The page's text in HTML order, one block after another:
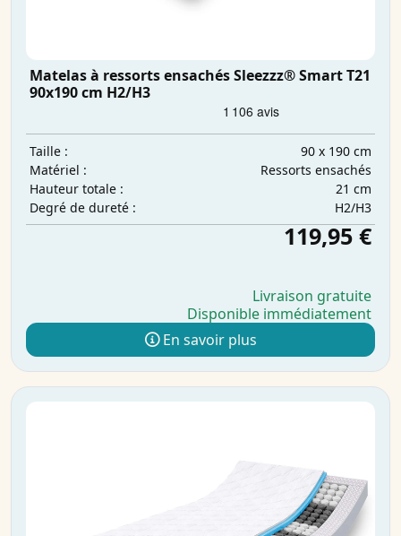
Matelas à ressorts ensachés Sleezzz® Smart T21
90x190 cm H2/H3
Taille :
90 x 190 cm
Matériel :
Ressorts ensachés
Hauteur totale :
21 cm
Degré de dureté :
H2/H3
119,95 €
Livraison gratuite
Disponible immédiatement
En savoir plus